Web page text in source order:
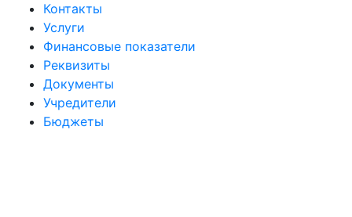
Контакты
Услуги
Финансовые показатели
Реквизиты
Документы
Учредители
Бюджеты